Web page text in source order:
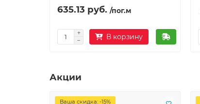
635.13 руб. /пог.м
В корзину
Акции
Ваша скидка: -15%